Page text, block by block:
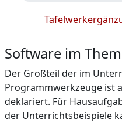
Software im
Der Großteil der im
Programmwerkzeuge ist
deklariert. Für
der Unterrichtsbeispiele